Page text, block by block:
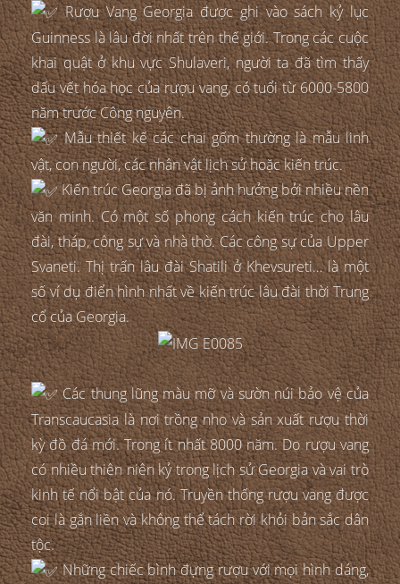
Rượu Vang Georgia được ghi vào sách kỷ lục
Guinness là lâu đời nhất trên thế giới. Trong các cuộc
khai quật ở khu vực Shulaveri, người ta đã tìm thấy
dấu vết hóa học của rượu vang, có tuổi từ 6000-5800
năm trước Công nguyên.
Mẫu thiết kế các chai gốm thường là mẫu linh
vật, con người, các nhân vật lịch sử hoặc kiến trúc.
Kiến trúc Georgia đã bị ảnh hưởng bởi nhiều nền
văn minh. Có một số phong cách kiến trúc cho lâu
đài, tháp, công sự và nhà thờ. Các công sự của Upper
Svaneti. Thị trấn lâu đài Shatili ở Khevsureti… là một
số ví dụ điển hình nhất về kiến trúc lâu đài thời Trung
cổ của Georgia.
Các thung lũng màu mỡ và sườn núi bảo vệ của
Transcaucasia là nơi trồng nho và sản xuất rượu thời
kỳ đồ đá mới. Trong ít nhất 8000 năm. Do rượu vang
có nhiều thiên niên kỷ trong lịch sử Georgia và vai trò
kinh tế nổi bật của nó. Truyền thống rượu vang được
coi là gắn liền và không thể tách rời khỏi bản sắc dân
tộc.
Những chiếc bình đựng rượu với mọi hình dáng,